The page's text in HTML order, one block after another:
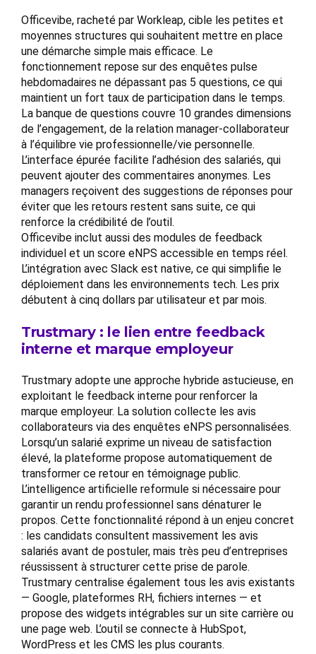
Officevibe, racheté par Workleap, cible les petites et
moyennes structures qui souhaitent mettre en place
une démarche simple mais efficace. Le
fonctionnement repose sur des enquêtes pulse
hebdomadaires ne dépassant pas 5 questions, ce qui
maintient un fort taux de participation dans le temps.
La banque de questions couvre 10 grandes dimensions
de l’engagement, de la relation manager-collaborateur
à l’équilibre vie professionnelle/vie personnelle.
L’interface épurée facilite l’adhésion des salariés, qui
peuvent ajouter des commentaires anonymes. Les
managers reçoivent des suggestions de réponses pour
éviter que les retours restent sans suite, ce qui
renforce la crédibilité de l’outil.
Officevibe inclut aussi des modules de feedback
individuel et un score eNPS accessible en temps réel.
L’intégration avec Slack est native, ce qui simplifie le
déploiement dans les environnements tech. Les prix
débutent à cinq dollars par utilisateur et par mois.
Trustmary : le lien entre feedback
interne et marque employeur
Trustmary adopte une approche hybride astucieuse, en
exploitant le feedback interne pour renforcer la
marque employeur. La solution collecte les avis
collaborateurs via des enquêtes eNPS personnalisées.
Lorsqu’un salarié exprime un niveau de satisfaction
élevé, la plateforme propose automatiquement de
transformer ce retour en témoignage public.
L’intelligence artificielle reformule si nécessaire pour
garantir un rendu professionnel sans dénaturer le
propos. Cette fonctionnalité répond à un enjeu concret
: les candidats consultent massivement les avis
salariés avant de postuler, mais très peu d’entreprises
réussissent à structurer cette prise de parole.
Trustmary centralise également tous les avis existants
— Google, plateformes RH, fichiers internes — et
propose des widgets intégrables sur un site carrière ou
une page web. L’outil se connecte à HubSpot,
WordPress et les CMS les plus courants.